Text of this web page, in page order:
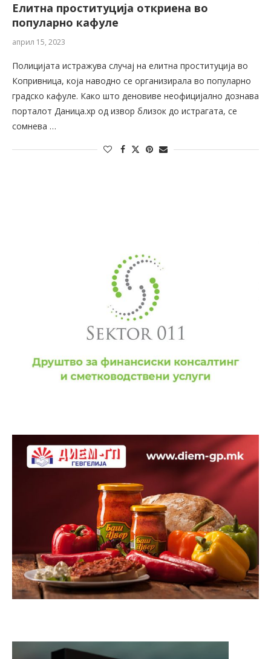
Елитна проституција откриена во
популарно кафуле
април 15, 2023
Полицијата истражува случај на елитна проституција во
Копривница, која наводно се организирала во популарно
градско кафуле. Како што деновиве неофицијално дознава
порталот Даница.хр од извор близок до истрагата, се
сомнева …